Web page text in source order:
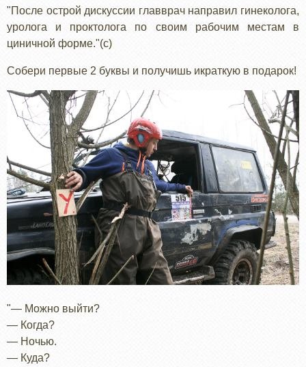
"После острой дискуссии главврач направил гинеколога,
уролога и проктолога по своим рабочим местам в
циничной форме."(с)
Собери первые 2 буквы и получишь икраткую в подарок!
"— Можно выйти?
— Когда?
— Ночью.
— Куда?